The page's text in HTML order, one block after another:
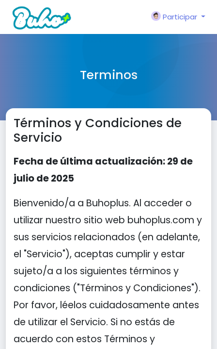
Participar
Terminos
Términos y Condiciones de
Servicio
Fecha de última actualización: 29 de
julio de 2025
Bienvenido/a a Buhoplus. Al acceder o
utilizar nuestro sitio web buhoplus.com y
sus servicios relacionados (en adelante,
el "Servicio"), aceptas cumplir y estar
sujeto/a a los siguientes términos y
condiciones ("Términos y Condiciones").
Por favor, léelos cuidadosamente antes
de utilizar el Servicio. Si no estás de
acuerdo con estos Términos y